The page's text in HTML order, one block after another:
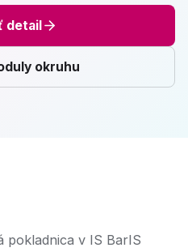
detail
okruhu
pokladnica v IS BarIS